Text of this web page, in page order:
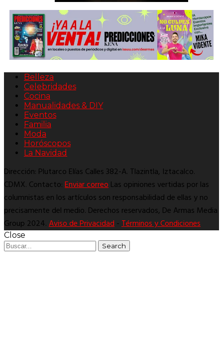
Belleza
Celebridades
Cocina
Manualidades & DIY
Eventos
Familia
Moda
Horóscopos
La Navidad
Dirección: Plutarco Elías Calles 382-A. Tlazintla, Iztacalco.
CDMX. Contacto:Enviar correoLas opiniones vertidas por las
columnistas en los artículos son responsabilidad de ellas y no
precisamente del medio. Derechos reservados, De Armas Media
Group 2024.Aviso de Privacidad-Términos y Condiciones
Close